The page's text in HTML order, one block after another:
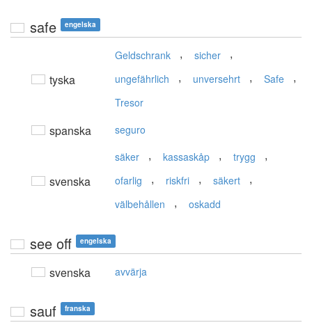
safe engelska
tyska
Geldschrank , sicher ,
ungefährlich , unversehrt , Safe ,
Tresor
spanska seguro
svenska
säker , kassaskåp , trygg ,
ofarlig , riskfri , säkert ,
välbehållen , oskadd
see off engelska
svenska avvärja
sauf franska